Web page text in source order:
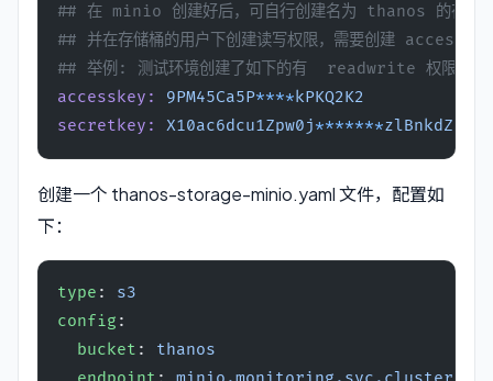
## 在 minio 创建好后，可自行创建名为 thanos 的存
## 并在存储桶的用户下创建读写权限，需要创建
## 举例: 测试环境创建了如下的有  readwrite 权限的
accesskey:
9PM45Ca5P**** kPKQ2K2
secretkey:
X10ac6dcu1Zpw0j*******zlBnkdZ4
创建一个 thanos-storage-minio.yaml 文件，配置如
下：
type : s3
config :
  bucket
: thanos